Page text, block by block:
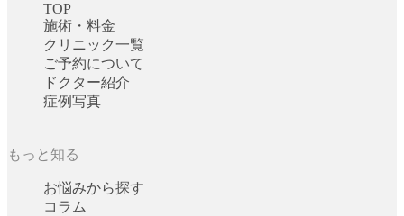
TOP
施術・料金
クリニック一覧
ご予約について
ドクター紹介
症例写真
もっと知る
お悩みから探す
コラム